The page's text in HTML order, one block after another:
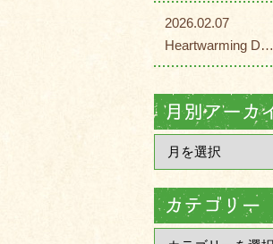
2026.02.07
Heartwarming D…